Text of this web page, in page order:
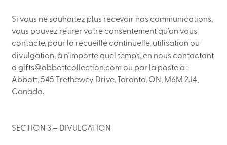
Si vous ne souhaitez plus recevoir nos communications,
vous pouvez retirer votre consentement qu’on vous
contacte, pour la recueille continuelle, utilisation ou
divulgation, à n’importe quel temps, en nous contactant
à gifts@abbottcollection.com ou par la poste à :
Abbott, 545 Trethewey Drive, Toronto, ON, M6M 2J4,
Canada.
SECTION 3 – DIVULGATION